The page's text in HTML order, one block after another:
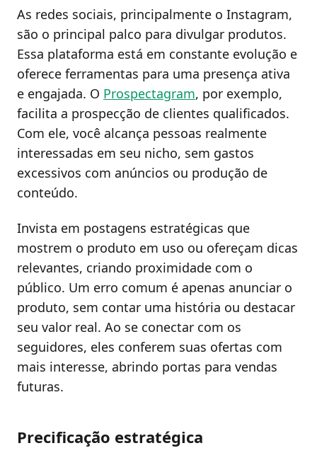
As redes sociais, principalmente o Instagram,
são o principal palco para divulgar produtos.
Essa plataforma está em constante evolução e
oferece ferramentas para uma presença ativa
e engajada. O Prospectagram, por exemplo,
facilita a prospecção de clientes qualificados.
Com ele, você alcança pessoas realmente
interessadas em seu nicho, sem gastos
excessivos com anúncios ou produção de
conteúdo.
Invista em postagens estratégicas que
mostrem o produto em uso ou ofereçam dicas
relevantes, criando proximidade com o
público. Um erro comum é apenas anunciar o
produto, sem contar uma história ou destacar
seu valor real. Ao se conectar com os
seguidores, eles conferem suas ofertas com
mais interesse, abrindo portas para vendas
futuras.
Precificação estratégica